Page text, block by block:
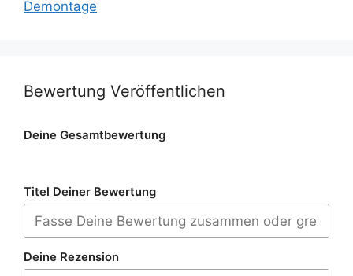
Demontage
Bewertung Veröffentlichen
Deine Gesamtbewertung
Titel Deiner Bewertung
Deine Rezension